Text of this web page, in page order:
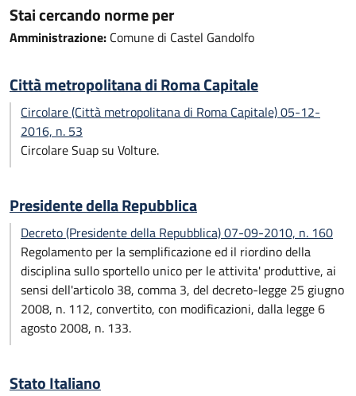
Stai cercando norme per
Amministrazione: Comune di Castel Gandolfo
Città metropolitana di Roma Capitale
Circolare (Città metropolitana di Roma Capitale) 05-12-
2016, n. 53
Circolare Suap su Volture.
Presidente della Repubblica
Decreto (Presidente della Repubblica) 07-09-2010, n. 160
Regolamento per la semplificazione ed il riordino della
disciplina sullo sportello unico per le attivita' produttive, ai
sensi dell'articolo 38, comma 3, del decreto-legge 25 giugno
2008, n. 112, convertito, con modificazioni, dalla legge 6
agosto 2008, n. 133.
Stato Italiano